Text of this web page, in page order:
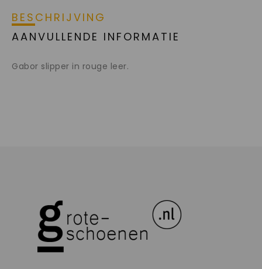
BESCHRIJVING
AANVULLENDE INFORMATIE
Gabor slipper in rouge leer.